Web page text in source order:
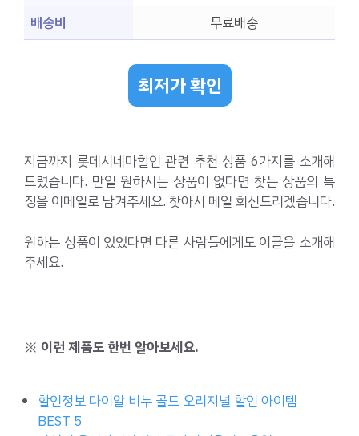
배송비
무료배송
최저가 확인
지금까지 롯데시네마할인 관련 추천 상품 6가지를 소개해
드렸습니다. 만일 원하시는 상품이 없다면 찾는 상품의 특
징을 이메일로 남겨주세요. 찾아서 메일 회신드리겠습니다.
원하는 상품이 있었다면 다른 사람들에게도 이글을 소개해
주세요.
※ 이런 제품도 한번 알아보세요.
할인정보 다이알 비누 골드 오리지널 할인 아이템
BEST 5